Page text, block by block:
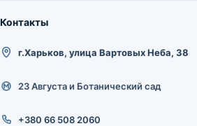
Контакты
г.Харьков, улица Вартовых Неба, 38
23 Августа и Ботанический сад
+380 66 508 2060